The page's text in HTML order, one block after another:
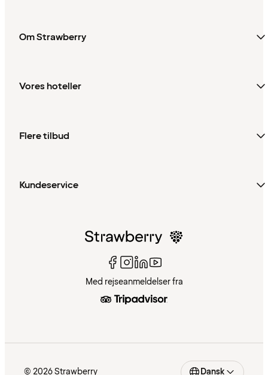
Om Strawberry
Vores hoteller
Flere tilbud
Kundeservice
Med rejseanmeldelser fra
© 2026 Strawberry Dansk